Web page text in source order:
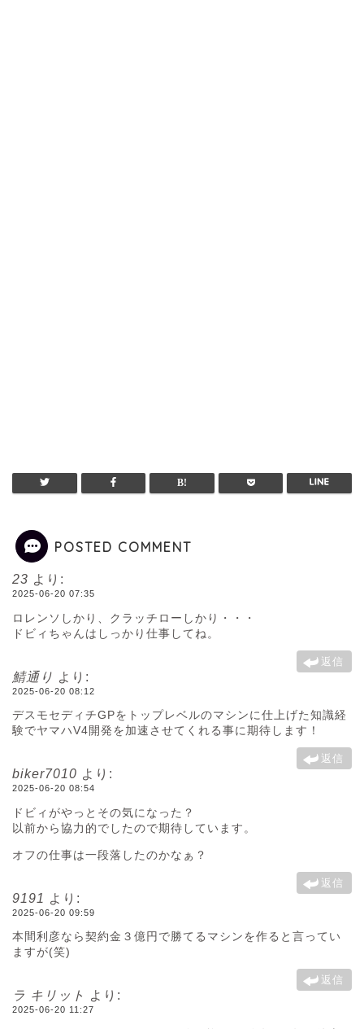
POSTED COMMENT
23 より:
2025-06-20 07:35
ロレンソしかり、クラッチローしかり・・・
ドビィちゃんはしっかり仕事してね。
返信
鯖通り より:
2025-06-20 08:12
デスモセディチGPをトップレベルのマシンに仕上げた知識経
験でヤマハV4開発を加速させてくれる事に期待します！
返信
biker7010 より:
2025-06-20 08:54
ドビィがやっとその気になった？
以前から協力的でしたので期待しています。
オフの仕事は一段落したのかなぁ？
返信
9191 より:
2025-06-20 09:59
本間利彦なら契約金３億円で勝てるマシンを作ると言ってい
ますが(笑)
返信
ラ キリット より:
2025-06-20 11:27